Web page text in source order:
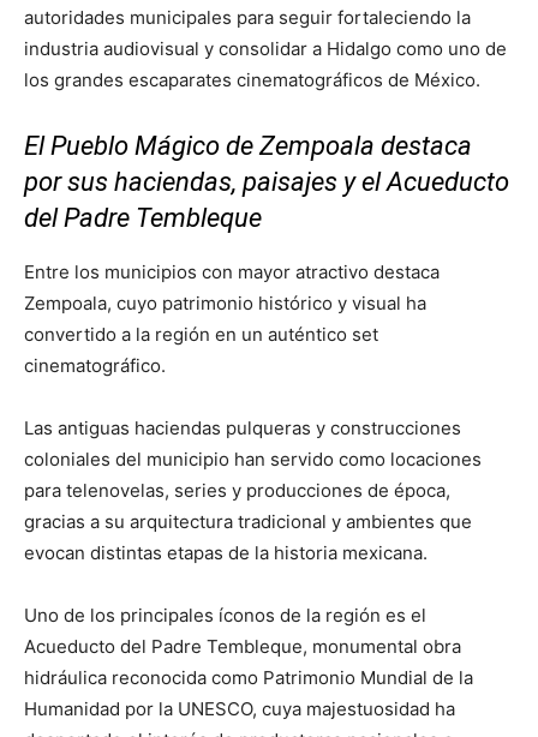
autoridades municipales para seguir fortaleciendo la
industria audiovisual y consolidar a Hidalgo como uno de
los grandes escaparates cinematográficos de México.
El Pueblo Mágico de Zempoala destaca
por sus haciendas, paisajes y el Acueducto
del Padre Tembleque
Entre los municipios con mayor atractivo destaca
Zempoala, cuyo patrimonio histórico y visual ha
convertido a la región en un auténtico set
cinematográfico.
Las antiguas haciendas pulqueras y construcciones
coloniales del municipio han servido como locaciones
para telenovelas, series y producciones de época,
gracias a su arquitectura tradicional y ambientes que
evocan distintas etapas de la historia mexicana.
Uno de los principales íconos de la región es el
Acueducto del Padre Tembleque, monumental obra
hidráulica reconocida como Patrimonio Mundial de la
Humanidad por la UNESCO, cuya majestuosidad ha